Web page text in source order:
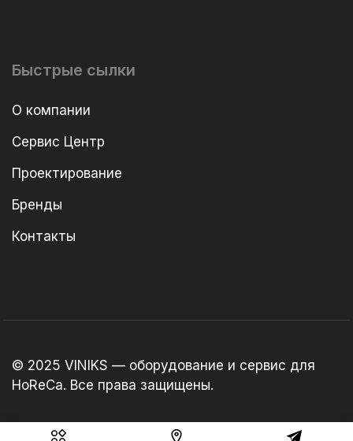
Быстрые сылки
О компании
Сервис Центр
Проектирование
Бренды
Контакты
© 2025 VINIKS — оборудование и сервис для
HoReCa. Все права защищены.